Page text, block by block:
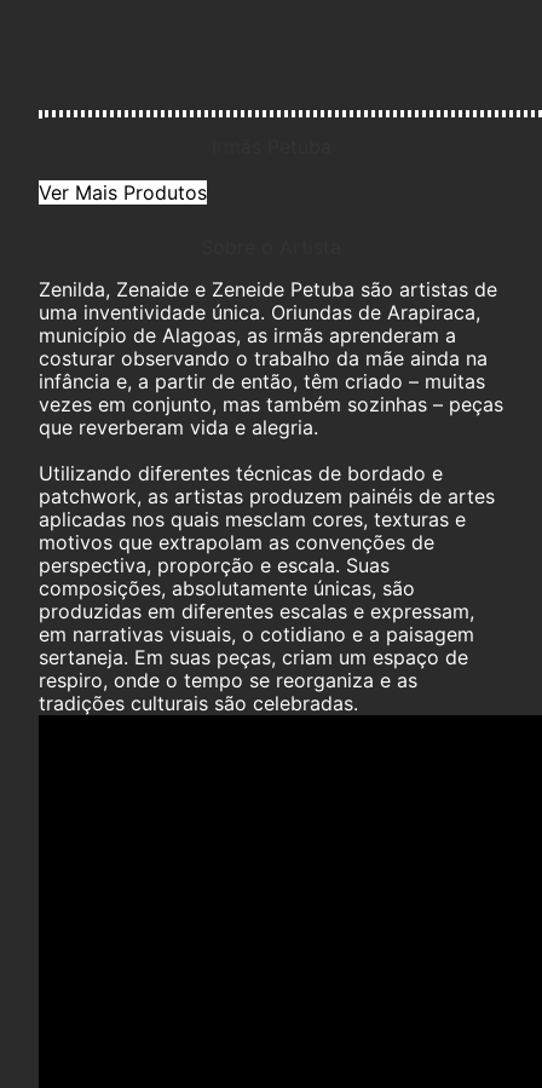
Ver Mais Produtos
Zenilda, Zenaide e Zeneide Petuba são artistas de
uma inventividade única. Oriundas de Arapiraca,
município de Alagoas, as irmãs aprenderam a
costurar observando o trabalho da mãe ainda na
infância e, a partir de então, têm criado – muitas
vezes em conjunto, mas também sozinhas – peças
que reverberam vida e alegria.
Utilizando diferentes técnicas de bordado e
patchwork, as artistas produzem painéis de artes
aplicadas nos quais mesclam cores, texturas e
motivos que extrapolam as convenções de
perspectiva, proporção e escala. Suas
composições, absolutamente únicas, são
produzidas em diferentes escalas e expressam,
em narrativas visuais, o cotidiano e a paisagem
sertaneja. Em suas peças, criam um espaço de
respiro, onde o tempo se reorganiza e as
tradições culturais são celebradas.